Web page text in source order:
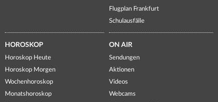
Flugplan Frankfurt
Schulausfälle
HOROSKOP
Horoskop Heute
Horoskop Morgen
Wochenhoroskop
Monatshoroskop
ON AIR
Sendungen
Aktionen
Videos
Webcams